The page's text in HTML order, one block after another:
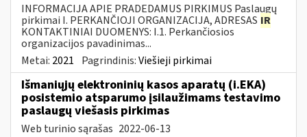
INFORMACIJA APIE PRADEDAMUS PIRKIMUS Paslaugų
pirkimai I. PERKANČIOJI ORGANIZACIJA, ADRESAS IR
KONTAKTINIAI DUOMENYS: I.1. Perkančiosios
organizacijos pavadinimas...
Metai: 2021 Pagrindinis:Viešieji pirkimai
Išmaniųjų elektroninių kasos aparatų (i.EKA)
posistemio atsparumo įsilaužimams testavimo
paslaugų viešasis pirkimas
Web turinio sąrašas 2022-06-13